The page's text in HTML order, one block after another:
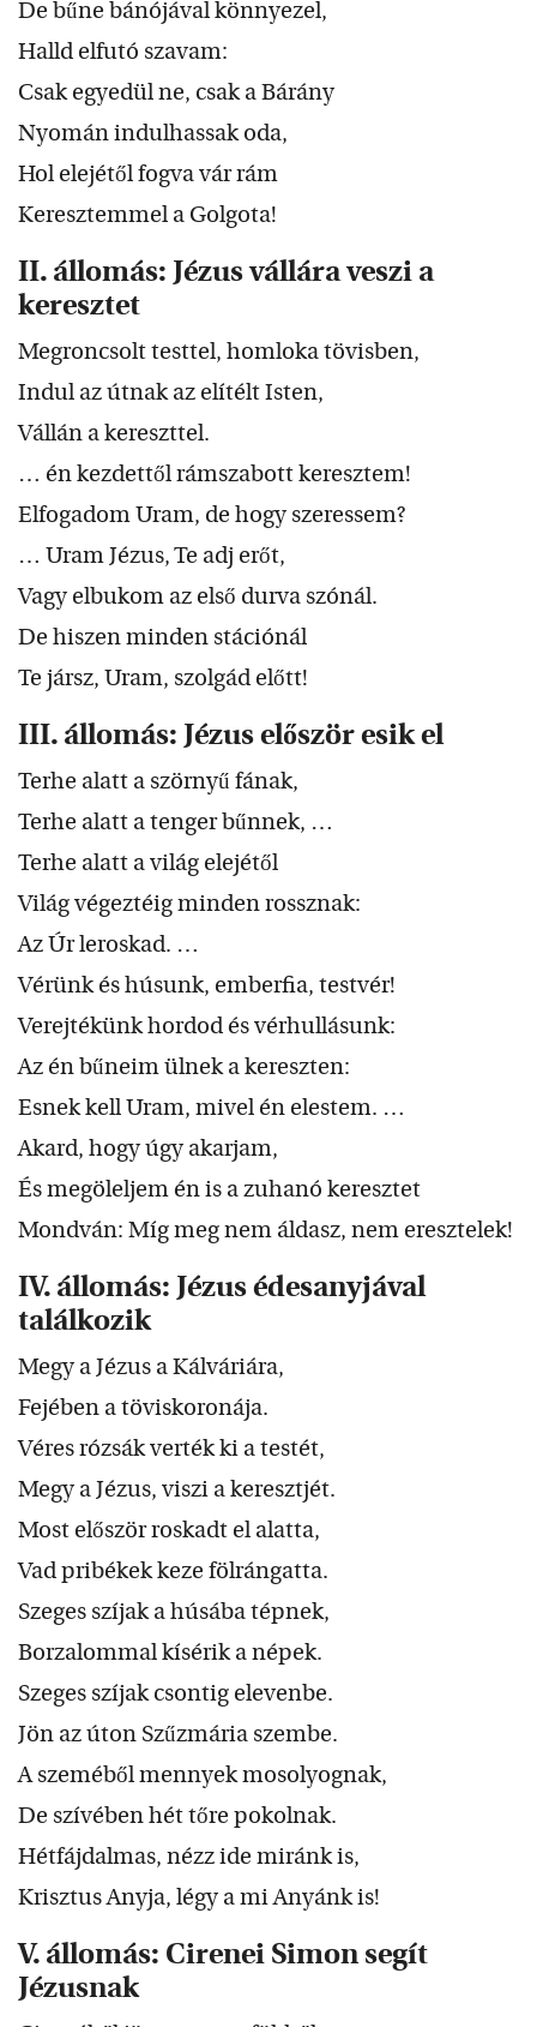
De bűne bánójával könnyezel,
Halld elfutó szavam:
Csak egyedül ne, csak a Bárány
Nyomán indulhassak oda,
Hol elejétől fogva vár rám
Keresztemmel a Golgota!
II. állomás: Jézus vállára veszi a
keresztet
Megroncsolt testtel, homloka tövisben,
Indul az útnak az elítélt Isten,
Vállán a kereszttel.
… én kezdettől rámszabott keresztem!
Elfogadom Uram, de hogy szeressem?
… Uram Jézus, Te adj erőt,
Vagy elbukom az első durva szónál.
De hiszen minden stációnál
Te jársz, Uram, szolgád előtt!
III. állomás: Jézus először esik el
Terhe alatt a szörnyű fának,
Terhe alatt a tenger bűnnek, …
Terhe alatt a világ elejétől
Világ végeztéig minden rossznak:
Az Úr leroskad. …
Vérünk és húsunk, emberfia, testvér!
Verejtékünk hordod és vérhullásunk:
Az én bűneim ülnek a kereszten:
Esnek kell Uram, mivel én elestem. …
Akard, hogy úgy akarjam,
És megöleljem én is a zuhanó keresztet
Mondván: Míg meg nem áldasz, nem eresztelek!
IV. állomás: Jézus édesanyjával
találkozik
Megy a Jézus a Kálváriára,
Fejében a töviskoronája.
Véres rózsák verték ki a testét,
Megy a Jézus, viszi a keresztjét.
Most először roskadt el alatta,
Vad pribékek keze fölrángatta.
Szeges szíjak a húsába tépnek,
Borzalommal kísérik a népek.
Szeges szíjak csontig elevenbe.
Jön az úton Szűzmária szembe.
A szeméből mennyek mosolyognak,
De szívében hét tőre pokolnak.
Hétfájdalmas, nézz ide miránk is,
Krisztus Anyja, légy a mi Anyánk is!
V. állomás: Cirenei Simon segít
Jézusnak